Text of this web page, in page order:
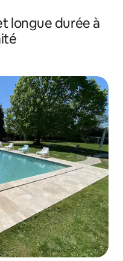
longue durée à